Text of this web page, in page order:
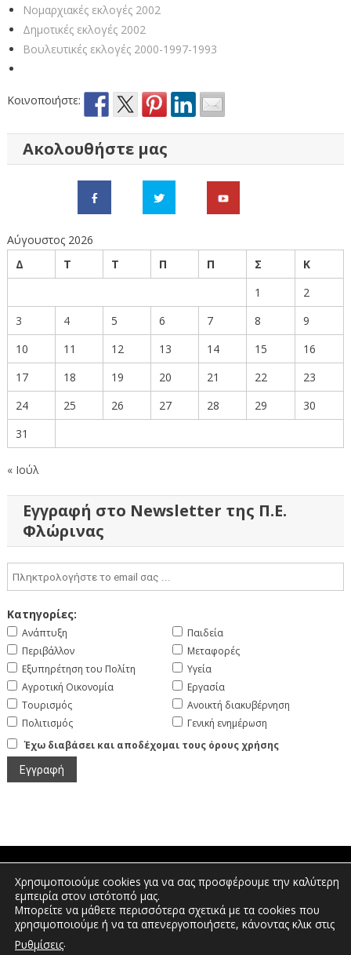
Νομαρχιακές εκλογές 2002
Δημοτικές εκλογές 2002
Βουλευτικές εκλογές 2000-1997-1993
Κοινοποιήστε:
Ακολουθήστε μας
Αύγουστος 2026
Δ
Τ Τ Π Π Σ
Κ
1
2
3
4 5 6 7 8
9
10
11 12 13 14 15
16
17
18 19 20 21 22
23
24
25 26 27 28 29
30
31
« Ιούλ
Εγγραφή στο Newsletter της Π.Ε.
Φλώρινας
Κατηγορίες:
Ανάπτυξη
Περιβάλλον
Εξυπηρέτηση του Πολίτη
Αγροτική Οικονομία
Τουρισμός
Πολιτισμός
Παιδεία
Μεταφορές
Υγεία
Εργασία
Ανοικτή διακυβέρνηση
Γενική ενημέρωση
Έχω διαβάσει και αποδέχομαι τους όρους χρήσης
Πτολεμαίων 1, Διοικητήριο Φλώρινας |
Τηλέφωνο: 2385350400 | Email:
info.florina@pdm.gov.gr
Χρησιμοποιούμε cookies για να σας προσφέρουμε την καλύτερη
εμπειρία στον ιστότοπό μας.
Μπορείτε να μάθετε περισσότερα σχετικά με τα cookies που
χρησιμοποιούμε ή να τα απενεργοποιήσετε, κάνοντας κλικ στις
Ρυθμίσεις.